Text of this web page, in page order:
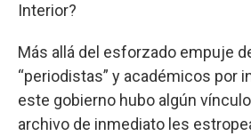
Interior?
Más allá del esforzado empuje
“periodistas” y académicos por
este gobierno hubo algún
archivo de inmediato les